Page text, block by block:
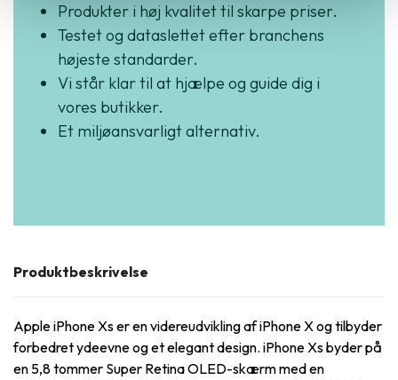
Produkter i høj kvalitet til skarpe priser.
Testet og dataslettet efter branchens
højeste standarder.
Vi står klar til at hjælpe og guide dig i
vores butikker.
Et miljøansvarligt alternativ.
Produktbeskrivelse
Apple iPhone Xs er en videreudvikling af iPhone X og tilbyder
forbedret ydeevne og et elegant design. iPhone Xs byder på
en 5,8 tommer Super Retina OLED-skærm med en